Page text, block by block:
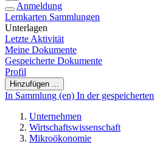
Anmeldung
Lernkarten Sammlungen
Unterlagen
Letzte Aktivität
Meine Dokumente
Gespeicherte Dokumente
Profil
Hinzufügen ...
In Sammlung (en) In der gespeicherten
Unternehmen
Wirtschaftswissenschaft
Mikroökonomie